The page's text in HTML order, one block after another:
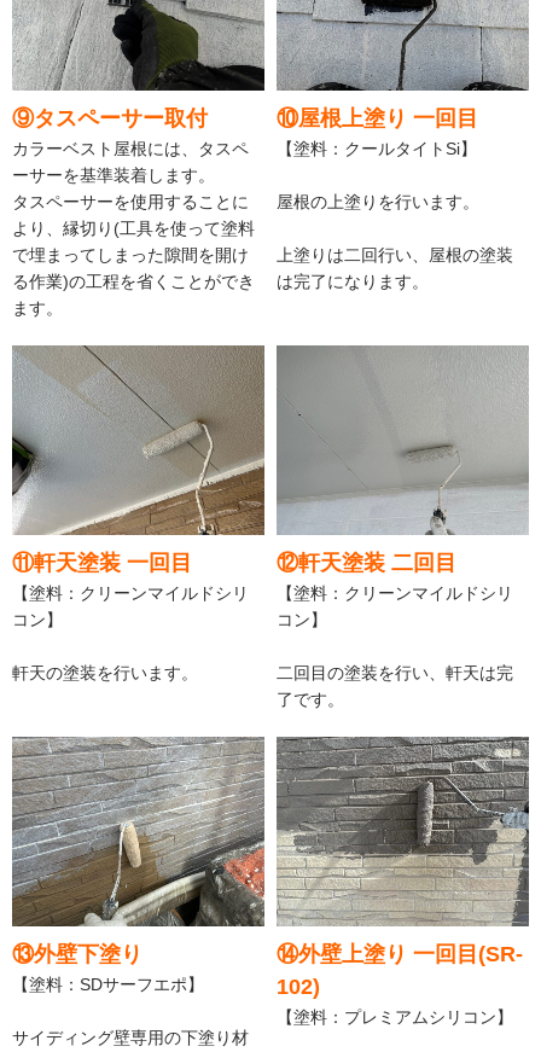
⑨タスペーサー取付
カラーベスト屋根には、タスペ
ーサーを基準装着します。
タスペーサーを使用することに
より、縁切り(工具を使って塗料
で埋まってしまった隙間を開け
る作業)の工程を省くことができ
ます。
⑩屋根上塗り 一回目
【塗料：クールタイトSi】
屋根の上塗りを行います。
上塗りは二回行い、屋根の塗装
は完了になります。
⑪軒天塗装 一回目
【塗料：クリーンマイルドシリ
コン】
軒天の塗装を行います。
⑫軒天塗装 二回目
【塗料：クリーンマイルドシリ
コン】
二回目の塗装を行い、軒天は完
了です。
⑬外壁下塗り
【塗料：SDサーフエポ】
サイディング壁専用の下塗り材
⑭外壁上塗り 一回目(SR-
102)
【塗料：プレミアムシリコン】